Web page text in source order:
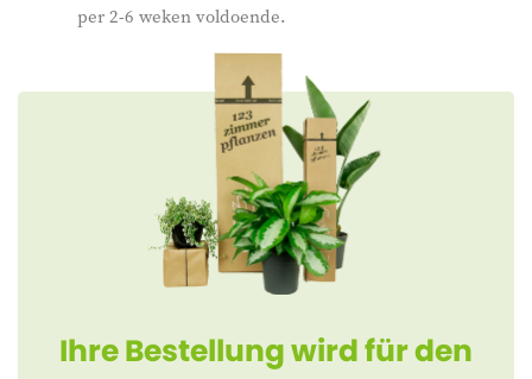
per 2-6 weken voldoende.
Ihre Bestellung wird für den